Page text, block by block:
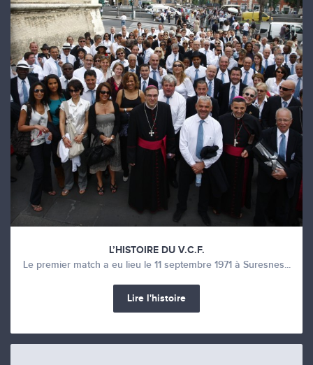
L’HISTOIRE DU V.C.F.
Le premier match a eu lieu le 11 septembre 1971 à Suresnes...
Lire l'histoire